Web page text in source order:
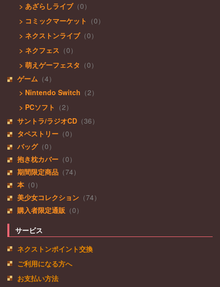
> あざらしライブ（0）
> コミックマーケット （0）
> ネクストンライブ（0）
> ネクフェス （0）
> 萌えゲーフェスタ （0）
ゲーム （4）
> Nintendo Switch （2）
> PCソフト （2）
サントラ/ラジオCD （36）
タペストリー （0）
バッグ（0）
抱き枕カバー （0）
期間限定商品 （74）
本 （0）
美少女コレクション （74）
購入者限定通販 （0）
サービス
ネクストンポイント交換
ご利用になる方へ
お支払い方法